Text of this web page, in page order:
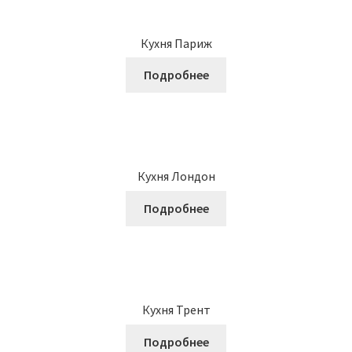
Кухня Париж
Подробнее
Кухня Лондон
Подробнее
Кухня Трент
Подробнее